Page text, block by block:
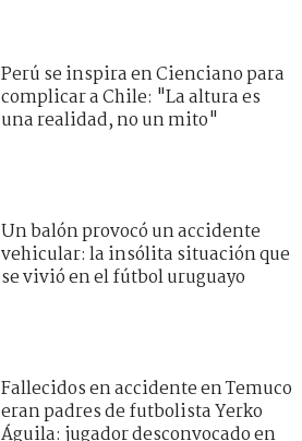
Perú se inspira en Cienciano para
complicar a Chile: "La altura es
una realidad, no un mito"
Un balón provocó un accidente
vehicular: la insólita situación que
se vivió en el fútbol uruguayo
Fallecidos en accidente en Temuco
eran padres de futbolista Yerko
Águila: jugador desconvocado en